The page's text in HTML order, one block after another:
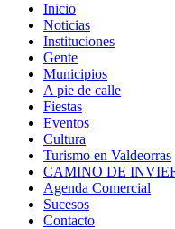
Inicio
Noticias
Instituciones
Gente
Municipios
A pie de calle
Fiestas
Eventos
Cultura
Turismo en Valdeorras
CAMINO DE
Agenda Comercial
Sucesos
Contacto